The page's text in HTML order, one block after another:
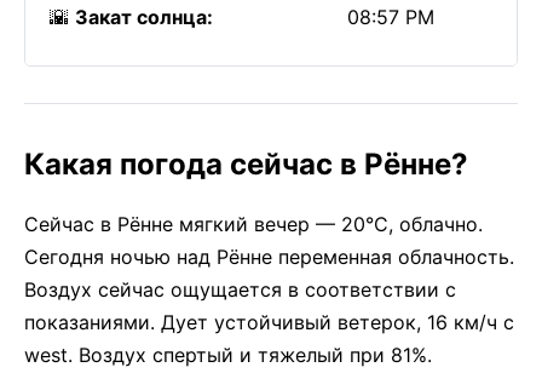
🌇 Закат солнца: 08:57 PM
Какая погода сейчас в Рённе?
Сейчас в Рённе мягкий вечер — 20°C, облачно.
Сегодня ночью над Рённе переменная облачность.
Воздух сейчас ощущается в соответствии с
показаниями. Дует устойчивый ветерок, 16 км/ч с
west. Воздух спертый и тяжелый при 81%.